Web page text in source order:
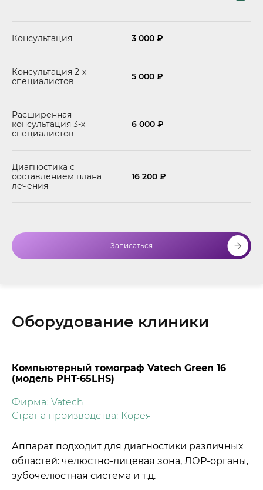
Консультация 3 000 ₽
Консультация 2-х
специалистов
5 000 ₽
Расширенная
консультация 3-х
специалистов
6 000 ₽
Диагностика с
составлением плана
лечения
16 200 ₽
Записаться
Оборудование клиники
Компьютерный томограф Vatech Green 16
(модель PHT-65LHS)
Фирма: Vatech
Страна производства: Корея
Аппарат подходит для диагностики различных
областей: челюстно-лицевая зона, ЛОР-органы,
зубочелюстная система и т.д.